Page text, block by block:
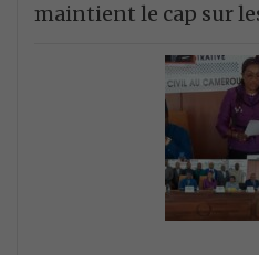
maintient le cap sur